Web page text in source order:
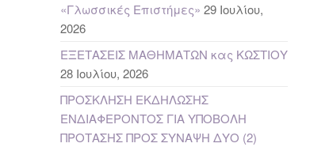
«Γλωσσικές Επιστήμες» 29 Ιουλίου,
2026
ΕΞΕΤΑΣΕΙΣ ΜΑΘΗΜΑΤΩΝ κας ΚΩΣΤΙΟΥ
28 Ιουλίου, 2026
ΠΡΟΣΚΛΗΣΗ ΕΚΔΗΛΩΣΗΣ
ΕΝΔΙΑΦΕΡΟΝΤΟΣ ΓΙΑ ΥΠΟΒΟΛΗ
ΠΡΟΤΑΣΗΣ ΠΡΟΣ ΣΥΝΑΨΗ ΔΥΟ (2)